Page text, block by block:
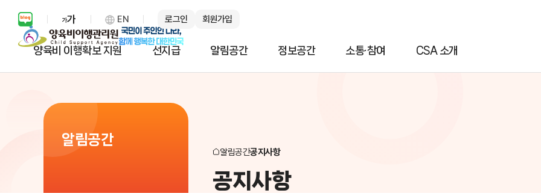
보통 화면 확대 설정 열기
EN 로그인 회원가입
양육비 이행확보 지원 선지급 알림공간 정보공간 소통·참여 CSA 소개
알림공간
공지사항
알림공간공지사항